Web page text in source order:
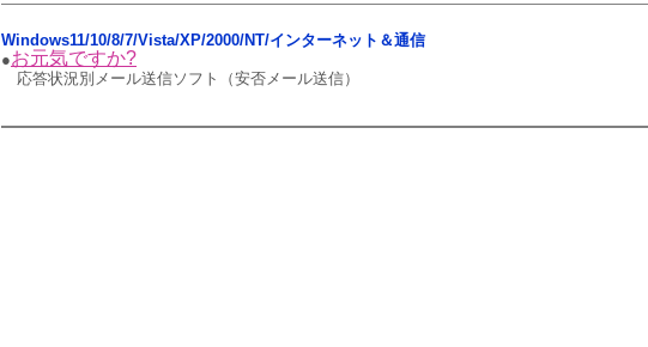
Windows11/10/8/7/Vista/XP/2000/NT/インターネット＆通信
●お元気ですか?
応答状況別メール送信ソフト（安否メール送信）